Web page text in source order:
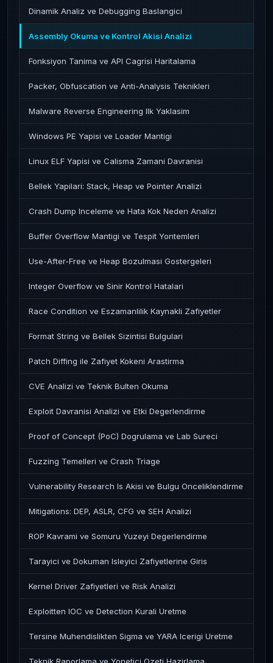
Dinamik Analiz ve Debugging Baslangici
Assembly Okuma ve Kontrol Akisi Analizi
Fonksiyon Tanima ve API Cagrisi Haritalama
Packer, Obfuscation ve Anti-Analysis Teknikleri
Malware Reverse Engineering Ilk Yaklasim
Windows PE Yapisi ve Loader Mantigi
Linux ELF Yapisi ve Calisma Zamani Davranisi
Bellek Yapilari: Stack, Heap ve Pointer Analizi
Crash Dump Inceleme ve Hata Kok Neden Analizi
Buffer Overflow Mantigi ve Tespit Yontemleri
Use-After-Free ve Heap Bozulmasi Gostergeleri
Integer Overflow ve Sinir Kontrol Hatalari
Race Condition ve Eszamanlilik Kaynakli Zafiyetler
Format String ve Bellek Sizintisi Bulgulari
Patch Diffing ile Zafiyet Kokeni Arastirma
CVE Analizi ve Teknik Bulten Okuma
Exploit Davranisi Analizi ve Etki Degerlendirme
Proof of Concept (PoC) Dogrulama ve Lab Sureci
Fuzzing Temelleri ve Crash Triage
Vulnerability Research Is Akisi ve Bulgu Onceliklendirme
Mitigations: DEP, ASLR, CFG ve SEH Analizi
ROP Kavrami ve Somuru Yuzeyi Degerlendirme
Tarayici ve Dokuman Isleyici Zafiyetlerine Giris
Kernel Driver Zafiyetleri ve Risk Analizi
Exploitten IOC ve Detection Kurali Uretme
Tersine Muhendislikten Sigma ve YARA Icerigi Uretme